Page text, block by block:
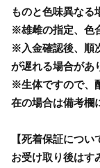
ものと色味異なる
※雄雌の指定、色
※入金確認後、順
が遅れる場合があ
※生体ですので、
在の場合は備考欄
【死着保証につい
お受け取り後はす